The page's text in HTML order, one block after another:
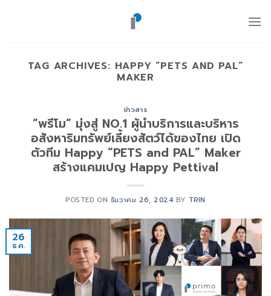
TAG ARCHIVES: HAPPY “PETS AND PAL”
MAKER
ข่าวสาร
“พรีโม” มุ่งสู่ NO.1 ผู้นำบริการและบริหาร
อสังหาริมทรัพย์เลี้ยงสัตว์ได้ของไทย เปิด
ตัวทีม Happy “PETS and PAL” Maker
สร้างแคมเปญ Happy Pettival
POSTED ON ธันวาคม 26, 2024 BY TRIN
26
ธ.ค.